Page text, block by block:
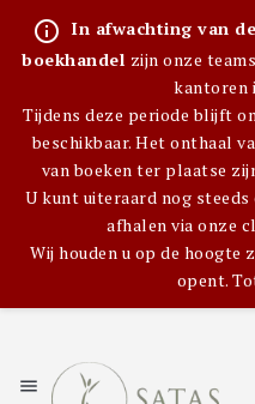
info_outline In afwachting van
boekhandel zijn onze
kantoren
Tijdens deze periode blijft
beschikbaar. Het onthaal
van boeken ter plaatse
U kunt uiteraard nog
afhalen via onze
Wij houden u op de hoogte
opent.
